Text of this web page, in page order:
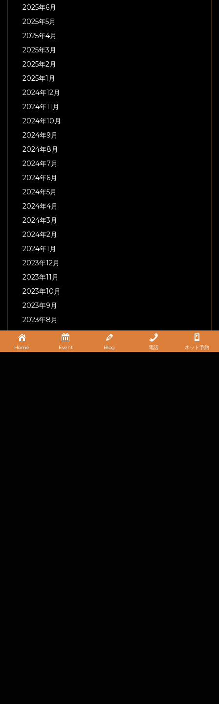
2025年6月
2025年5月
2025年4月
2025年3月
2025年2月
2025年1月
2024年12月
2024年11月
2024年10月
2024年9月
2024年8月
2024年7月
2024年6月
2024年5月
2024年4月
2024年3月
2024年2月
2024年1月
2023年12月
2023年11月
2023年10月
2023年9月
2023年8月
2023年7月
2023年6月
Home Event Blog 電話 ネット予約